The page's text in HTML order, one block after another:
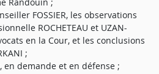
FOSSIER, les observations
ROCHETEAU et UZAN-
en la Cour, et les conclusions
;
demande et en défense ;